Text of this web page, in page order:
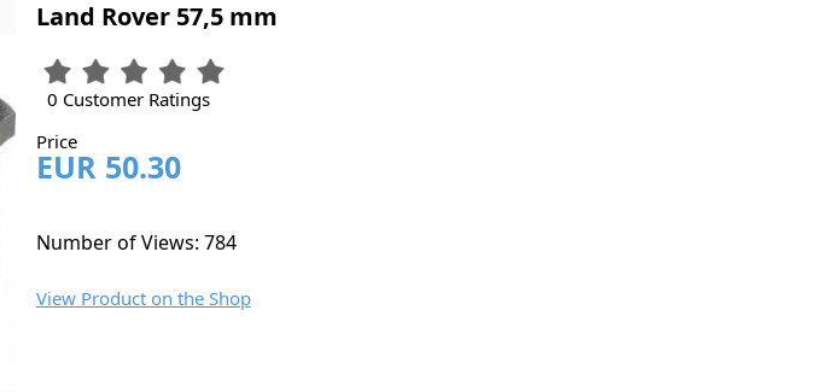
Land Rover 57,5 mm
0 Customer Ratings
Price
EUR 50.30
Number of Views: 784
View Product on the Shop